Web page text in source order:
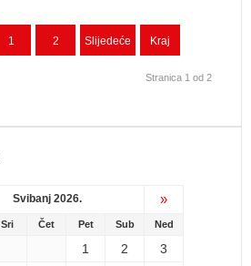
1 2 Slijedeće Kraj
Stranica 1 od 2
Svibanj 2026. »
Sri Čet Pet Sub Ned
1 2
3